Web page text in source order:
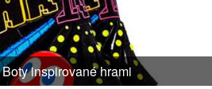
inspirované hrami